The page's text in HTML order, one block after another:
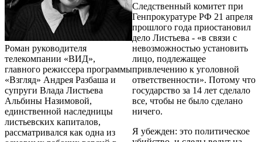
Роман руководителя
телекомпании «ВИД»,
главного режиссера программы
«Взгляд» Андрея Разбаша и
супруги Влада Листьева
Альбины Назимовой,
единственной наследницы
листьевских капиталов,
рассматривался как одна из
Следственный комитет при
Генпрокуратуре РФ 21 апреля
прошлого года приостановил
дело Листьева - «в связи с
невозможностью установить
лицо, подлежащее
привлечению к уголовной
ответственности». Потому что
государство за 14 лет сделало
все, чтобы не было сделано
ничего.
Я убежден: это политическое